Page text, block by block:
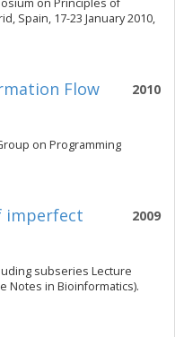
on Principles of
Spain, 17-23 January 2010,
2010
Flow
on Programming
2009
imperfect
subseries Lecture
Notes in Bioinformatics).